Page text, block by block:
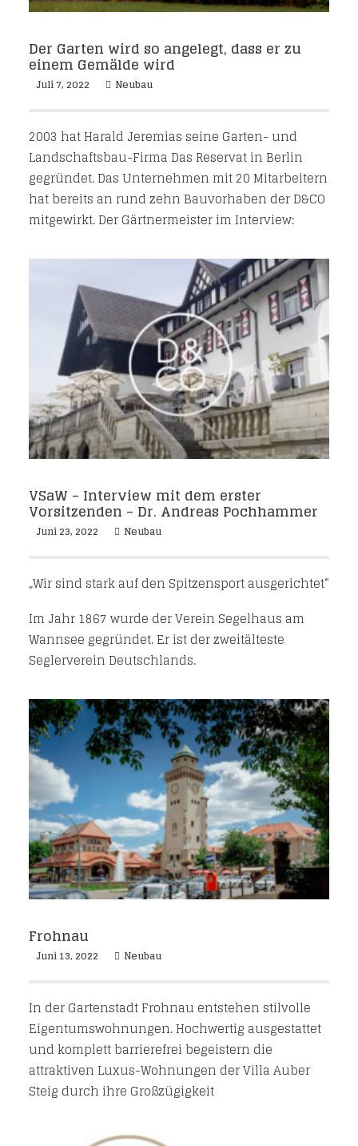
Der Garten wird so angelegt, dass er zu
einem Gemälde wird
Juli 7, 2022 Neubau
2003 hat Harald Jeremias seine Garten- und
Landschaftsbau-Firma Das Reservat in Berlin
gegründet. Das Unternehmen mit 20 Mitarbeitern
hat bereits an rund zehn Bauvorhaben der D&CO
mitgewirkt. Der Gärtnermeister im Interview:
VSaW – Interview mit dem erster
Vorsitzenden – Dr. Andreas Pochhammer
Juni 23, 2022 Neubau
„Wir sind stark auf den Spitzensport ausgerichtet“
Im Jahr 1867 wurde der Verein Segelhaus am
Wannsee gegründet. Er ist der zweitälteste
Seglerverein Deutschlands.
Frohnau
Juni 13, 2022 Neubau
In der Gartenstadt Frohnau entstehen stilvolle
Eigentumswohnungen. Hochwertig ausgestattet
und komplett barrierefrei begeistern die
attraktiven Luxus-Wohnungen der Villa Auber
Steig durch ihre Großzügigkeit